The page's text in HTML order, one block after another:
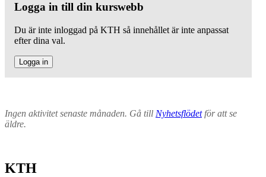
Logga in till din kurswebb
Du är inte inloggad på KTH så innehållet är inte anpassat
efter dina val.
Logga in
Ingen aktivitet senaste månaden. Gå till Nyhetsflödetför att se
äldre.
KTH